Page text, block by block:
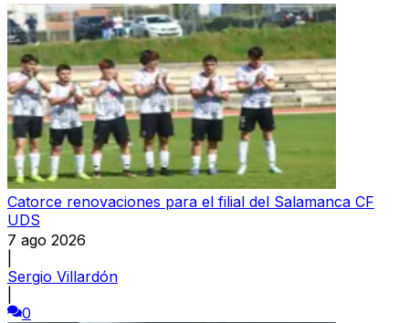
Catorce renovaciones para el filial del Salamanca CF
UDS
7 ago 2026
Sergio Villardón
0